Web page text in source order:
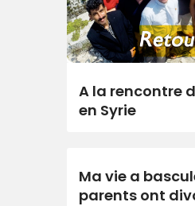
A la rencontre
en Syrie
Ma vie a
parents ont